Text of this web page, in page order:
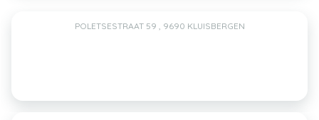
POLETSESTRAAT 59 , 9690 KLUISBERGEN